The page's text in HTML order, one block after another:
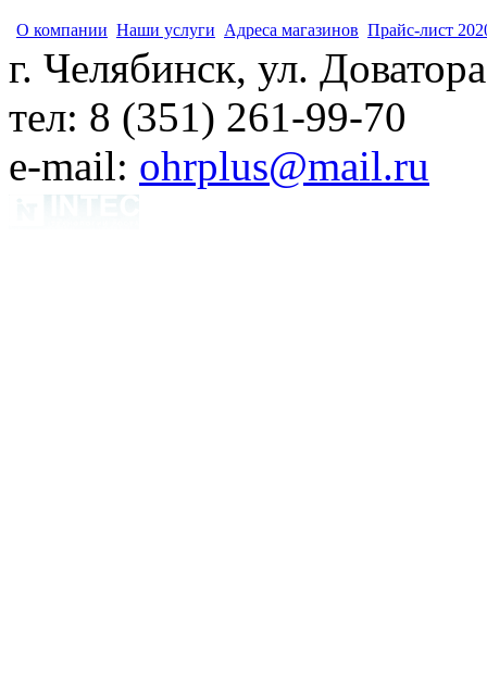
О компании Наши услуги Адреса магазинов Прайс-лист
г. Челябинск, ул.
тел: 8 (351) 261-99-70
e-mail: ohrplus@mail.ru